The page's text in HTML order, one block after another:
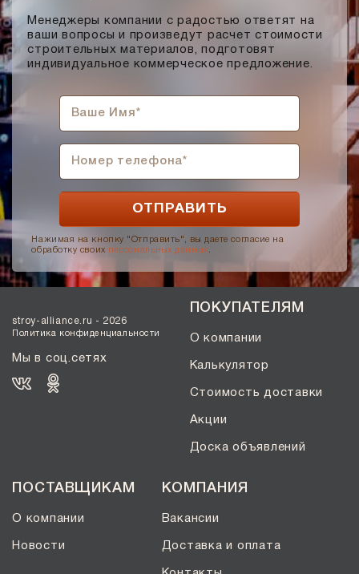
Менеджеры компании с радостью ответят на
ваши вопросы и произведут расчет стоимости
строительных материалов, подготовят
индивидуальное коммерческое предложение.
Нажимая на кнопку "Отправить", вы даете согласие на
обработку своих персональных данных .
stroy-alliance.ru - 2026
Политика конфиденциальности
Мы в соц.сетях
ПОКУПАТЕЛЯМ
О компании
Калькулятор
Стоимость доставки
Акции
Доска объявлений
ПОСТАВЩИКАМ
О компании
Новости
КОМПАНИЯ
Вакансии
Доставка и оплата